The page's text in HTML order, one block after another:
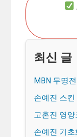
MBN 무명
손예진 스킨
고혼진 영양
손예진 기초